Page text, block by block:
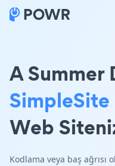
A Summer
SimpleSite
Web
Kodlama veya baş ağrısı